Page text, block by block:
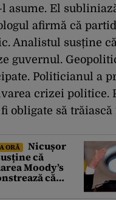
l asume. El
afirmă că
Analistul susține
guvernul.
Politicianul a
crizei politice.
obligate să
ORĂ
Nicușor
că
Moody’s
că
a făcut pașii